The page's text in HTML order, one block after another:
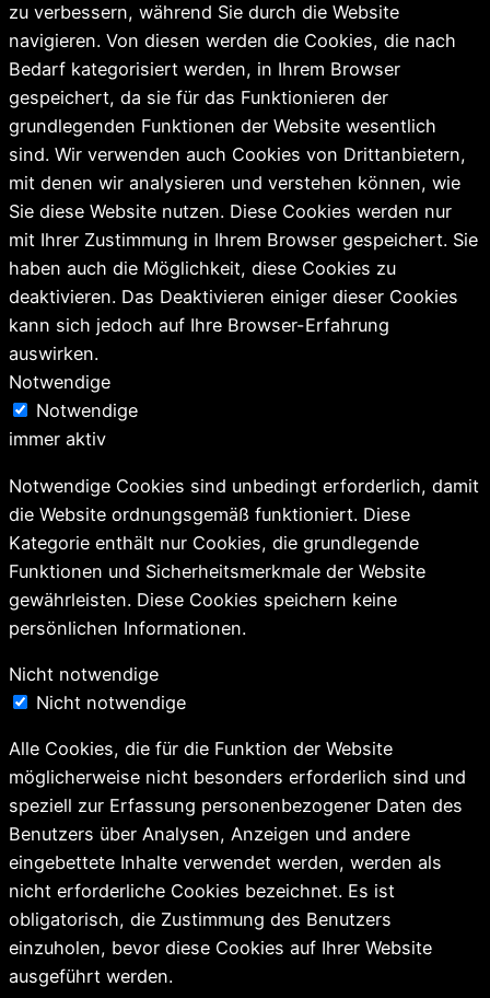
zu verbessern, während Sie durch die Website
navigieren. Von diesen werden die Cookies, die nach
Bedarf kategorisiert werden, in Ihrem Browser
gespeichert, da sie für das Funktionieren der
grundlegenden Funktionen der Website wesentlich
sind. Wir verwenden auch Cookies von Drittanbietern,
mit denen wir analysieren und verstehen können, wie
Sie diese Website nutzen. Diese Cookies werden nur
mit Ihrer Zustimmung in Ihrem Browser gespeichert. Sie
haben auch die Möglichkeit, diese Cookies zu
deaktivieren. Das Deaktivieren einiger dieser Cookies
kann sich jedoch auf Ihre Browser-Erfahrung
auswirken.
Notwendige
Notwendige
immer aktiv
Notwendige Cookies sind unbedingt erforderlich, damit
die Website ordnungsgemäß funktioniert. Diese
Kategorie enthält nur Cookies, die grundlegende
Funktionen und Sicherheitsmerkmale der Website
gewährleisten. Diese Cookies speichern keine
persönlichen Informationen.
Nicht notwendige
Nicht notwendige
Alle Cookies, die für die Funktion der Website
möglicherweise nicht besonders erforderlich sind und
speziell zur Erfassung personenbezogener Daten des
Benutzers über Analysen, Anzeigen und andere
eingebettete Inhalte verwendet werden, werden als
nicht erforderliche Cookies bezeichnet. Es ist
obligatorisch, die Zustimmung des Benutzers
einzuholen, bevor diese Cookies auf Ihrer Website
ausgeführt werden.